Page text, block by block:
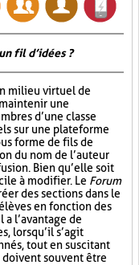
fil d’idées ?
milieu virtuel de
une
d’une classe
sur une plateforme
forme de fils de
du nom de l’auteur
Bien qu’elle soit
à modifier. Le Forum
des sections dans le
en fonction des
l’avantage de
lorsqu’il s’agit
tout en suscitant
souvent être